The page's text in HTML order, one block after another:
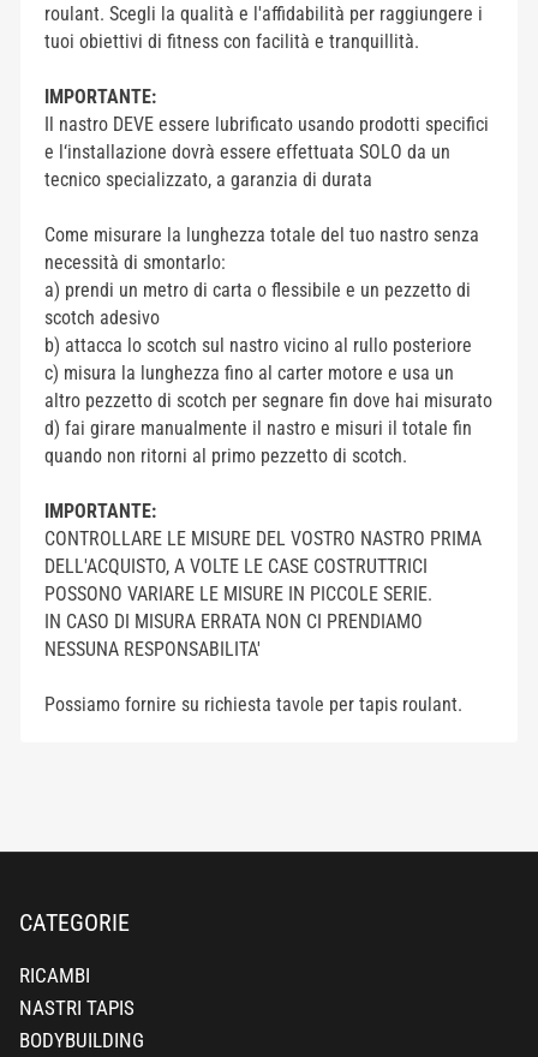
roulant. Scegli la qualità e l'affidabilità per raggiungere i
tuoi obiettivi di fitness con facilità e tranquillità.
IMPORTANTE:
Il nastro DEVE essere lubrificato usando prodotti specifici
e l‘installazione dovrà essere effettuata SOLO da un
tecnico specializzato, a garanzia di durata
Come misurare la lunghezza totale del tuo nastro senza
necessità di smontarlo:
a) prendi un metro di carta o flessibile e un pezzetto di
scotch adesivo
b) attacca lo scotch sul nastro vicino al rullo posteriore
c) misura la lunghezza fino al carter motore e usa un
altro pezzetto di scotch per segnare fin dove hai misurato
d) fai girare manualmente il nastro e misuri il totale fin
quando non ritorni al primo pezzetto di scotch.
IMPORTANTE:
CONTROLLARE LE MISURE DEL VOSTRO NASTRO PRIMA
DELL'ACQUISTO, A VOLTE LE CASE COSTRUTTRICI
POSSONO VARIARE LE MISURE IN PICCOLE SERIE.
IN CASO DI MISURA ERRATA NON CI PRENDIAMO
NESSUNA RESPONSABILITA'
Possiamo fornire su richiesta tavole per tapis roulant.
CATEGORIE
RICAMBI
NASTRI TAPIS
BODYBUILDING